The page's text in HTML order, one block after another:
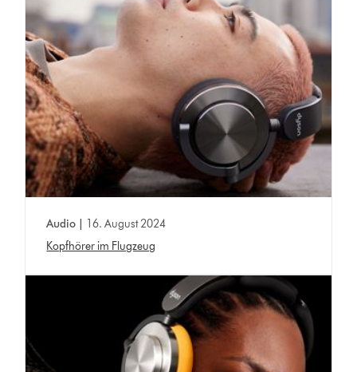
Audio |
16. August 2024
Kopfhörer im Flugzeug